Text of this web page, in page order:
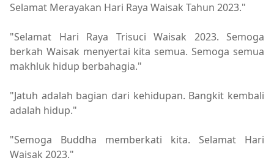
Selamat Merayakan Hari Raya Waisak Tahun 2023."
"Selamat Hari Raya Trisuci Waisak 2023. Semoga
berkah Waisak menyertai kita semua. Semoga semua
makhluk hidup berbahagia."
"Jatuh adalah bagian dari kehidupan. Bangkit kembali
adalah hidup."
"Semoga Buddha memberkati kita. Selamat Hari
Waisak 2023."